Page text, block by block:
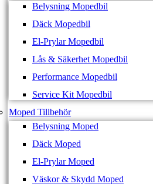
Belysning Mopedbil
Däck Mopedbil
El-Prylar Mopedbil
Lås & Säkerhet Mopedbil
Performance Mopedbil
Service Kit Mopedbil
Moped Tillbehör
Belysning Moped
Däck Moped
El-Prylar Moped
Väskor & Skydd Moped